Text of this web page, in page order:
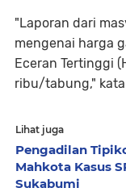
"Laporan dari
mengenai harga
Eceran Tertinggi
ribu/tabung,"
Lihat juga
Pengadilan
Mahkota Kasus
Sukabumi